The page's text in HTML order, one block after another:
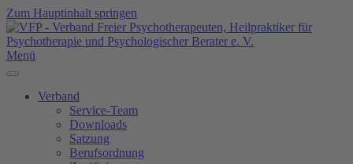
Zum Hauptinhalt springen
Menü
Verband
Service-Team
Downloads
Satzung
Berufsordnung